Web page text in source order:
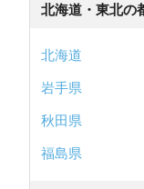
北海道・東北の
北海道
岩手県
秋田県
福島県